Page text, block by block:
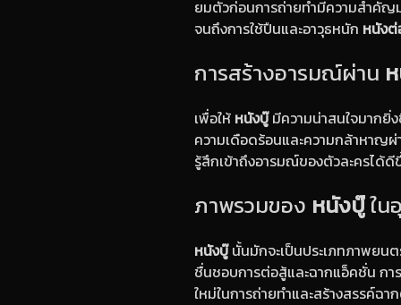
ยมตัวก่อนการถ่ายทำมีความสำคัญ
จนถึงการใช้ปืนและอาวุธหนัก หนัง
การสร้างอารมณ์ผ่าน
เพื่อให้ หนังบู๊มีความน่าสนใจมากยิ่ง
ความเดือดร้อนและความกล้าหาญ
รู้สึกเข้าถึงอารมณ์ของตัวละครได้ดี
ภาพรวมของ หนังบู๊ใน
หนังบู๊นั้นมักจะเป็นประเภทภาพยน
ชื่นชอบการต่อสู้และฉากแอ็คชั่น กา
ใหม่ในการถ่ายทำและสร้างสรรค์